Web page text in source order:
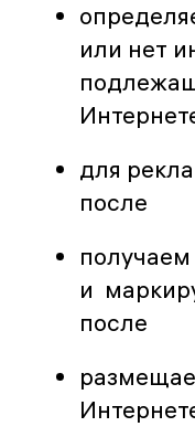
или нет
для
после
и
после